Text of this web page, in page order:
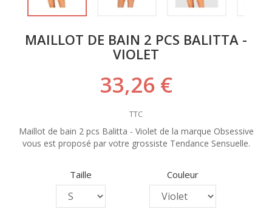
MAILLOT DE BAIN 2 PCS BALITTA -
VIOLET
33,26 €
TTC
Maillot de bain 2 pcs Balitta - Violet de la marque Obsessive
vous est proposé par votre grossiste Tendance Sensuelle.
Taille Couleur